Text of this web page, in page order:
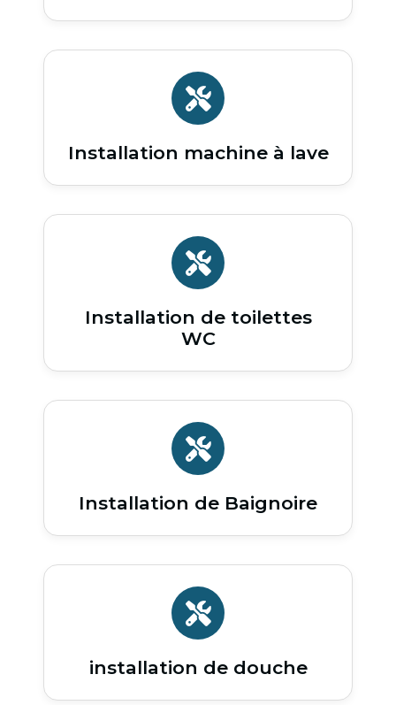
Installation machine à lave
Installation de toilettes
WC
Installation de Baignoire
installation de douche